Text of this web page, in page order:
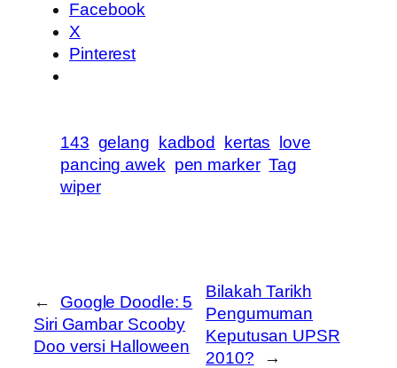
Facebook
X
Pinterest
143 gelang kadbod kertas love
pancing awek pen marker Tag
wiper
←
Google Doodle: 5
Siri Gambar Scooby
Doo versi Halloween
Bilakah Tarikh
Pengumuman
Keputusan UPSR
2010?
→